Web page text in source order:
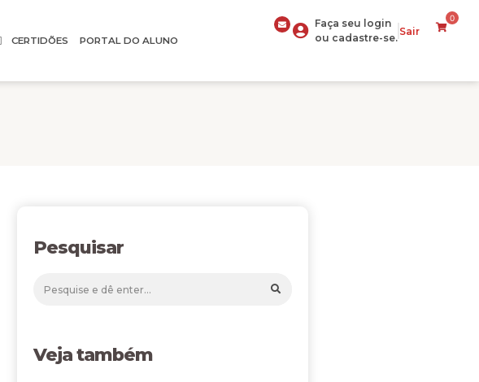
CERTIDÕES PORTAL DO ALUNO
Faça seu login
ou cadastre-se.
Sair
0
Pesquisar
Veja também